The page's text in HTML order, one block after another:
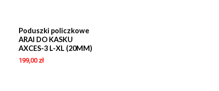
Poduszki policzkowe
ARAI DO KASKU
AXCES-3 L-XL (20MM)
199,00 zł